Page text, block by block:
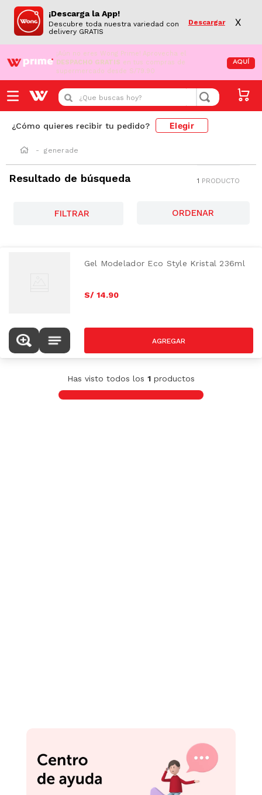
¡Descarga la App!
Descubre toda nuestra variedad con
delivery GRATIS
Descargar X
¡Aún no eres Wong Prime! Aprovecha el
DESPACHO GRATIS en tus compras de
supermercado desde S/79.90
AQUÍ
¿Que buscas hoy?
¿Cómo quieres recibir tu pedido? Elegir
generade
Resultado de búsqueda 1 PRODUCTO
FILTRAR
Gel Modelador Eco Style Kristal 236ml
S/ 14.90
Has visto todos los 1 productos